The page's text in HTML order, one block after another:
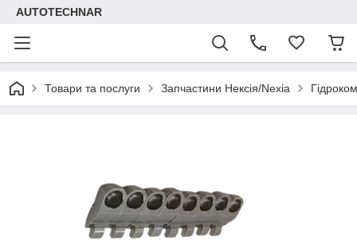
AUTOTECHNAR
Товари та послуги Запчастини Нексія/Nexia